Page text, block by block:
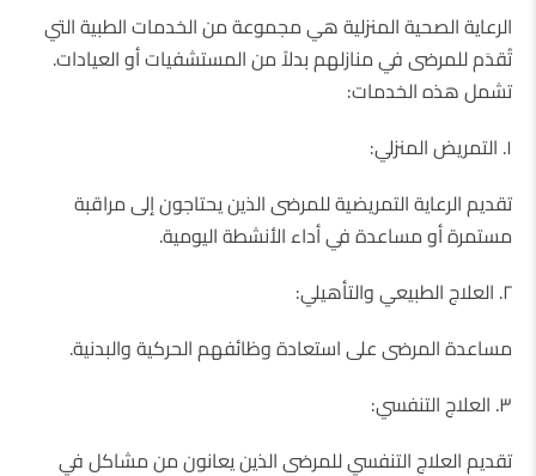
الرعاية الصحية المنزلية هي مجموعة من الخدمات الطبية التي
تُقدَم للمرضى في منازلهم بدلاً من المستشفيات أو العيادات.
تشمل هذه الخدمات:
١. التمريض المنزلي:
تقديم الرعاية التمريضية للمرضى الذين يحتاجون إلى مراقبة
مستمرة أو مساعدة في أداء الأنشطة اليومية.
٢. العلاج الطبيعي والتأهيلي:
مساعدة المرضى على استعادة وظائفهم الحركية والبدنية.
٣. العلاج التنفسي:
تقديم العلاج التنفسي للمرضى الذين يعانون من مشاكل في